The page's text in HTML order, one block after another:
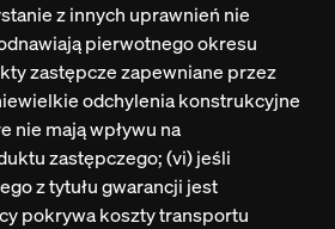
z innych uprawnień nie
pierwotnego okresu
zastępcze zapewniane przez
odchylenia konstrukcyjne
nie mają wpływu na
zastępczego; (vi) jeśli
z tytułu gwarancji jest
pokrywa koszty transportu